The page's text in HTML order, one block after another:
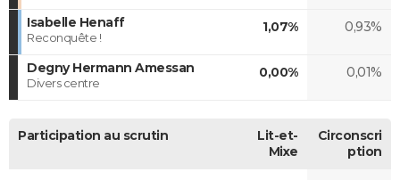
Isabelle Henaff
Reconquête !
1,07% 0,93%
Degny Hermann Amessan
Divers centre
0,00% 0,01%
Participation au scrutin
Lit-et-
Mixe
Circonscri
ption